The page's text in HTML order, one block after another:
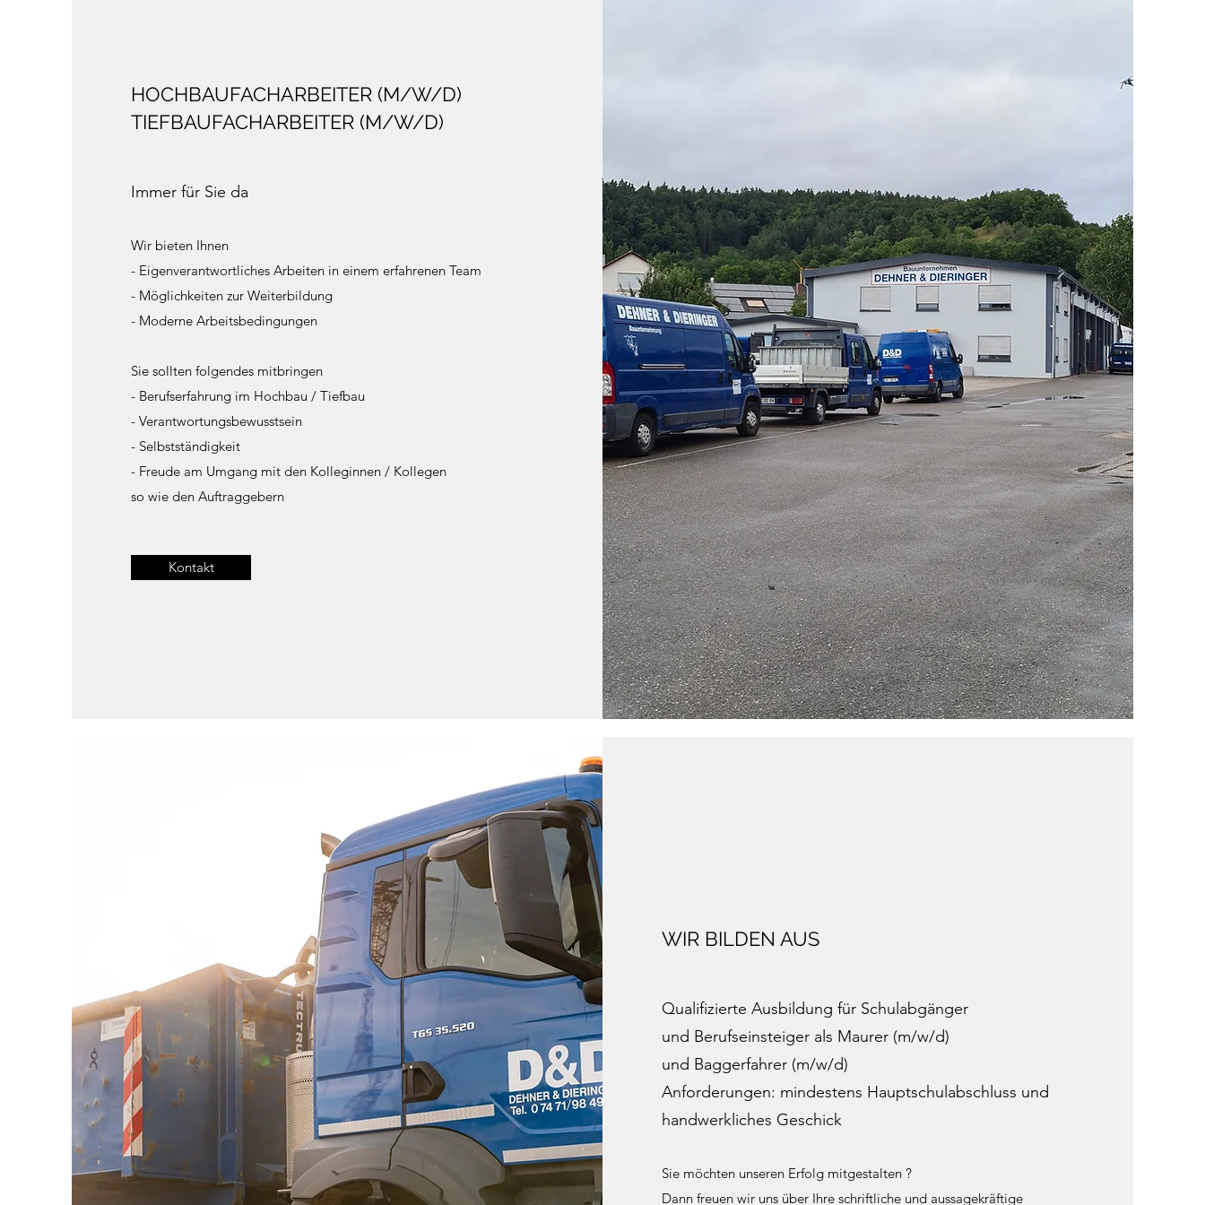
HOCHBAUFACHARBEITER (M/W/D)
TIEFBAUFACHARBEITER (M/W/D)
Immer für Sie da
Wir bieten Ihnen
- Eigenverantwortliches Arbeiten in einem erfahrenen Team
- Möglichkeiten zur Weiterbildung
- Moderne Arbeitsbedingungen
Sie sollten folgendes mitbringen
- Berufserfahrung im Hochbau / Tiefbau
- Verantwortungsbewusstsein
- Selbstständigkeit
- Freude am Umgang mit den Kolleginnen / Kollegen
so wie den Auftraggebern
Kontakt
WIR BILDEN AUS
Qualifizierte Ausbildung für Schulabgänger
und Berufseinsteiger als Maurer (m/w/d)
und Baggerfahrer (m/w/d)
Anforderungen: mindestens Hauptschulabschluss und
handwerkliches Geschick
Sie möchten unseren Erfolg mitgestalten ?
Dann freuen wir uns über Ihre schriftliche und aussagekräftige